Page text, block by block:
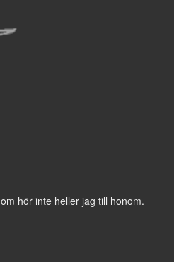
hör inte heller jag till honom.